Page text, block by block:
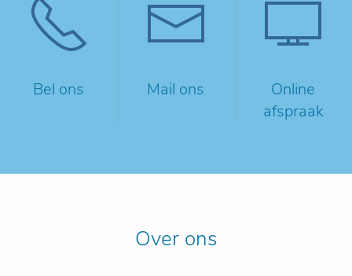
Bel ons Mail ons
Online
afspraak
Over ons